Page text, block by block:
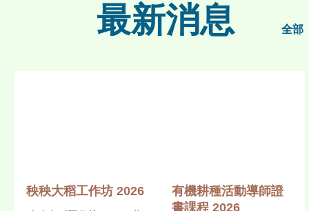
最新消息 全部
秧秧大稻工作坊 2026
有機耕種活動導師證
書課程 2026